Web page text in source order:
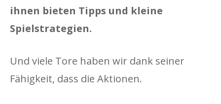
ihnen bieten Tipps und kleine
Spielstrategien.
Und viele Tore haben wir dank seiner
Fähigkeit, dass die Aktionen.